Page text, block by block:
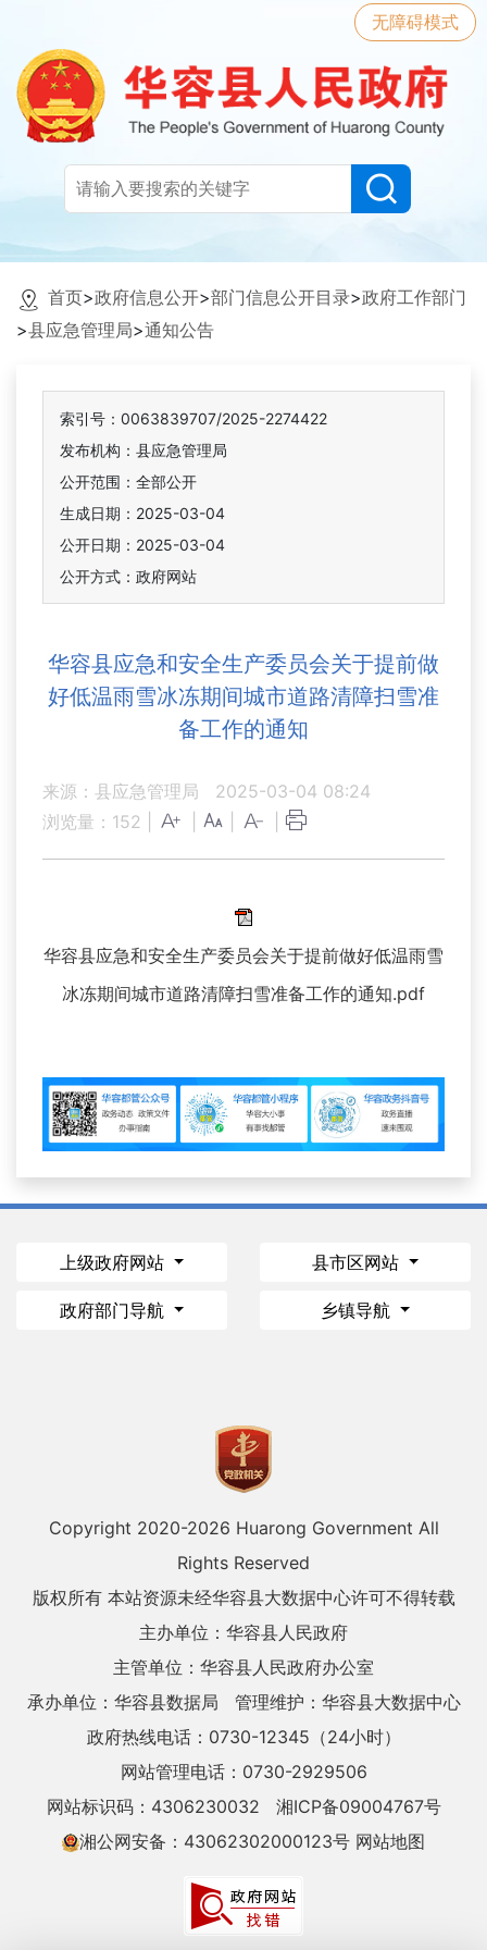
无障碍模式
首页>政府信息公开>部门信息公开目录>政府工作部门
>县应急管理局>通知公告
索引号：0063839707/2025-2274422
发布机构：县应急管理局
公开范围：全部公开
生成日期：2025-03-04
公开日期：2025-03-04
公开方式：政府网站
华容县应急和安全生产委员会关于提前做
好低温雨雪冰冻期间城市道路清障扫雪准
备工作的通知
来源：县应急管理局
2025-03-04 08:24
浏览量： 152
华容县应急和安全生产委员会关于提前做好低温雨雪
冰冻期间城市道路清障扫雪准备工作的通知.pdf
上级政府网站 县市区网站
政府部门导航 乡镇导航
Copyright 2020-2026 Huarong Government All
Rights Reserved
版权所有 本站资源未经华容县大数据中心许可不得转载
主办单位：华容县人民政府
主管单位：华容县人民政府办公室
承办单位：华容县数据局
管理维护：华容县大数据中心
政府热线电话：0730-12345（24小时）
网站管理电话：0730-2929506
网站标识码：4306230032
湘ICP备09004767号
湘公网安备：43062302000123号 网站地图